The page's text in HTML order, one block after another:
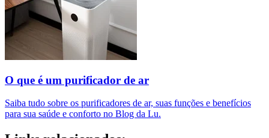
O que é um purificador de ar​
Saiba tudo sobre os purificadores de ar, suas funções e benefícios
para sua saúde e conforto no Blog da Lu.